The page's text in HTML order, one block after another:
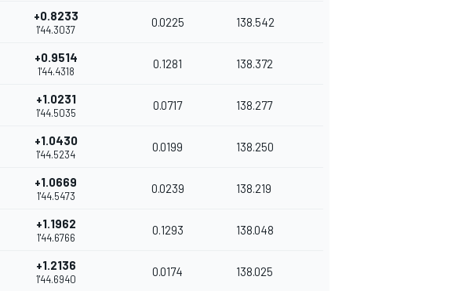
+0.8233
1'44.3037
0.0225 138.542
+0.9514
1'44.4318
0.1281 138.372
+1.0231
1'44.5035
0.0717 138.277
+1.0430
1'44.5234
0.0199 138.250
+1.0669
1'44.5473
0.0239 138.219
+1.1962
1'44.6766
0.1293 138.048
+1.2136
1'44.6940
0.0174 138.025